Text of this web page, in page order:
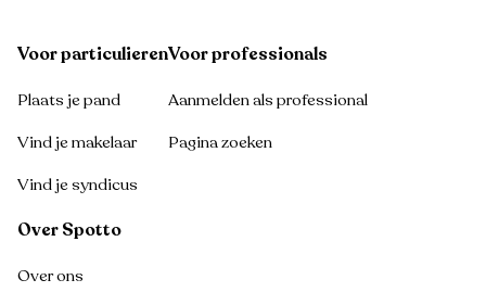
Voor particulieren
Plaats je pand
Vind je makelaar
Vind je syndicus
Voor professionals
Aanmelden als professional
Pagina zoeken
Over Spotto
Over ons